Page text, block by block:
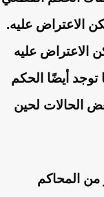
الاعتراض عليه.
الاعتراض عليه
توجد أيضًا الحكم
الحالات لحين
من المحاكم